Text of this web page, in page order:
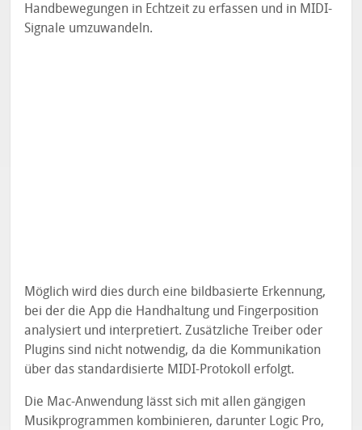
Handbewegungen in Echtzeit zu erfassen und in MIDI-
Signale umzuwandeln.
Möglich wird dies durch eine bildbasierte Erkennung,
bei der die App die Handhaltung und Fingerposition
analysiert und interpretiert. Zusätzliche Treiber oder
Plugins sind nicht notwendig, da die Kommunikation
über das standardisierte MIDI-Protokoll erfolgt.
Die Mac-Anwendung lässt sich mit allen gängigen
Musikprogrammen kombinieren, darunter Logic Pro,